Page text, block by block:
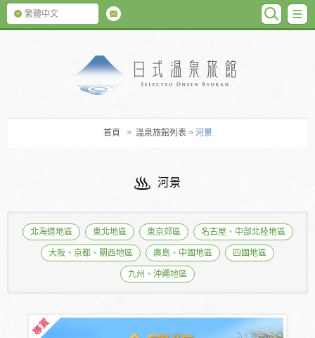
繁體中文
首頁 > 溫泉旅館列表 > 河景
河景
北海道地區 東北地區 東京郊區 名古屋、中部北陸地區
大阪、京都、關西地區 廣島、中國地區 四國地區
九州、沖繩地區